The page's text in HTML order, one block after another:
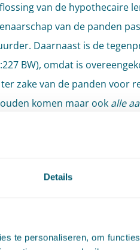
Details
te personaliseren, om
van de hypothecaire
van de panden
Daarnaast is de
BW), omdat is
zake van de panden voor
komen maar ook alle
Raad
de klachten van eisers niet